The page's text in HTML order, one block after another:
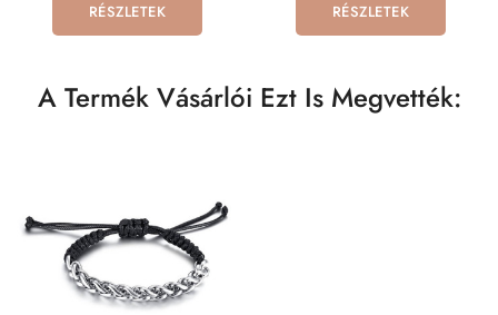
RÉSZLETEK RÉSZLETEK
A Termék Vásárlói Ezt Is Megvették: